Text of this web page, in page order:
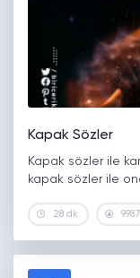
Kapak Sözler
Kapak sözler ile
kapak sözler ile
28 dk.